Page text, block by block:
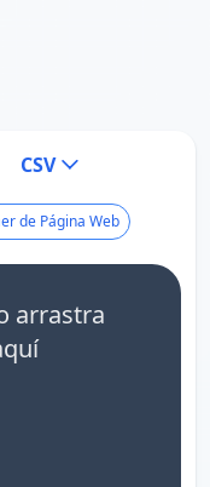
CSV
de Página Web
arrastra